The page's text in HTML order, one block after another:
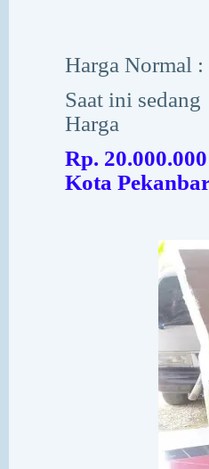
Harga Normal
Saat ini sedang
Harga
Rp.
Kota